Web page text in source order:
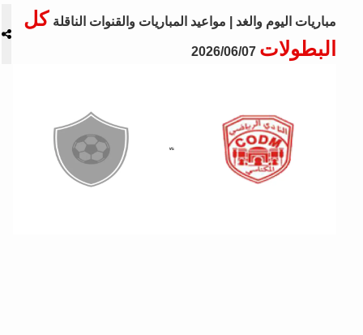
مباريات اليوم والغد | مواعيد المباريات والقنوات الناقلة كل
البطولات 2026/06/07